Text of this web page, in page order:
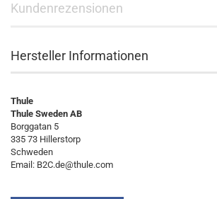
Kundenrezensionen
Hersteller Informationen
Thule
Thule Sweden AB
Borggatan 5
335 73 Hillerstorp
Schweden
Email: B2C.de@thule.com